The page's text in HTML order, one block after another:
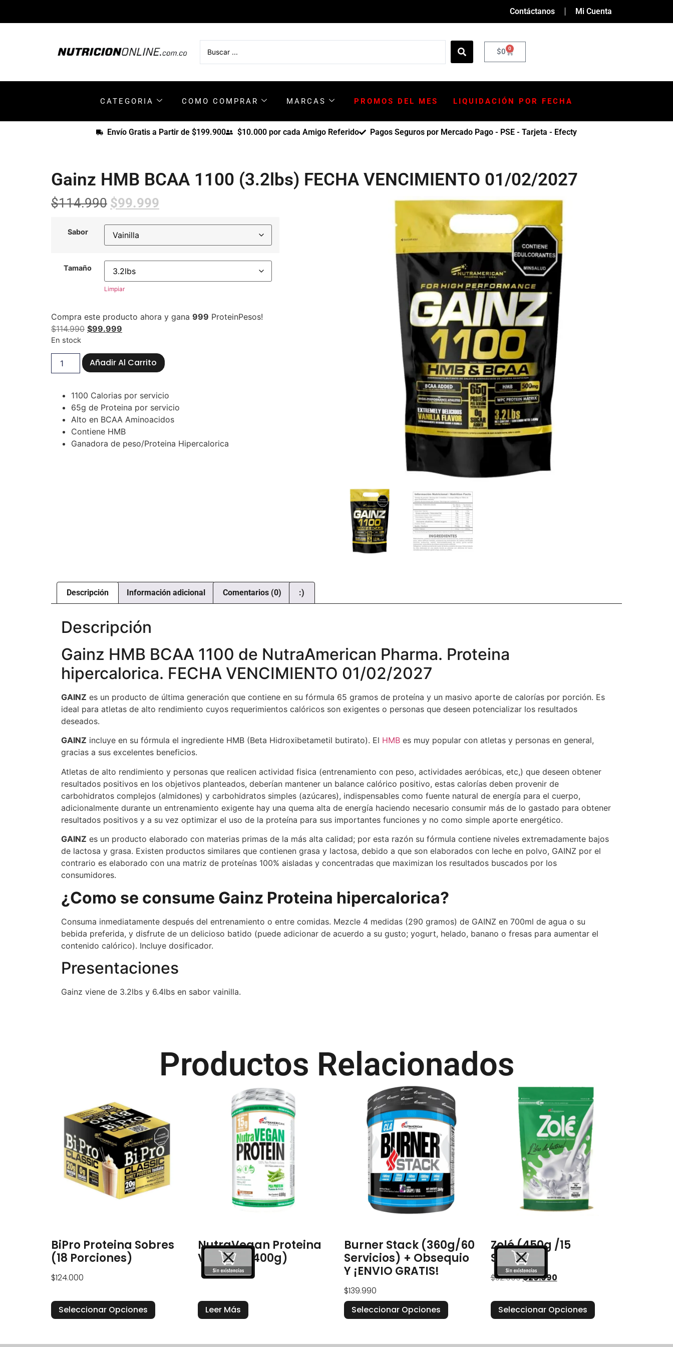
Contáctanos Mi Cuenta
$0 0
CATEGORIA COMO COMPRAR MARCAS PROMOS DEL MES LIQUIDACIÓN POR FECHA
Envío Gratis a Partir de $199.900 $10.000 por cada Amigo Referido Pagos Seguros por Mercado Pago - PSE - Tarjeta - Efecty
Gainz HMB BCAA 1100 (3.2lbs) FECHA VENCIMIENTO 01/02/2027
$114.990 $99.999
Sabor
Tamaño
Limpiar
Compra este producto ahora y gana 999 ProteinPesos!
$114.990 $99.999
En stock
Añadir Al Carrito
1100 Calorias por servicio
65g de Proteina por servicio
Alto en BCAA Aminoacidos
Contiene HMB
Ganadora de peso/Proteina Hipercalorica
Descripción Información adicional Comentarios (0) :)
Descripción
Gainz HMB BCAA 1100 de NutraAmerican Pharma. Proteina
hipercalorica. FECHA VENCIMIENTO 01/02/2027
GAINZ es un producto de última generación que contiene en su fórmula 65 gramos de proteína y un masivo aporte de calorías por porción. Es
ideal para atletas de alto rendimiento cuyos requerimientos calóricos son exigentes o personas que deseen potencializar los resultados
deseados.
GAINZ incluye en su fórmula el ingrediente HMB (Beta Hidroxibetametil butirato). El HMB es muy popular con atletas y personas en general,
gracias a sus excelentes beneficios.
Atletas de alto rendimiento y personas que realicen actividad fisica (entrenamiento con peso, actividades aeróbicas, etc,) que deseen obtener
resultados positivos en los objetivos planteados, deberían mantener un balance calórico positivo, estas calorías deben provenir de
carbohidratos complejos (almidones) y carbohidratos simples (azúcares), indispensables como fuente natural de energía para el cuerpo,
adicionalmente durante un entrenamiento exigente hay una quema alta de energía haciendo necesario consumir más de lo gastado para obtener
resultados positivos y a su vez optimizar el uso de la proteína para sus importantes funciones y no como simple aporte energético.
GAINZ es un producto elaborado con materias primas de la más alta calidad; por esta razón su fórmula contiene niveles extremadamente bajos
de lactosa y grasa. Existen productos similares que contienen grasa y lactosa, debido a que son elaborados con leche en polvo, GAINZ por el
contrario es elaborado con una matriz de proteínas 100% aisladas y concentradas que maximizan los resultados buscados por los
consumidores.
¿Como se consume Gainz Proteina hipercalorica?
Consuma inmediatamente después del entrenamiento o entre comidas. Mezcle 4 medidas (290 gramos) de GAINZ en 700ml de agua o su
bebida preferida, y disfrute de un delicioso batido (puede adicionar de acuerdo a su gusto; yogurt, helado, banano o fresas para aumentar el
contenido calórico). Incluye dosificador.
Presentaciones
Gainz viene de 3.2lbs y 6.4lbs en sabor vainilla.
Productos Relacionados
BiPro Proteina Sobres
(18 Porciones)
$124.000
Seleccionar Opciones
NutraVegan Proteina
Vegana (400g)
Leer Más
Burner Stack (360g/60
Servicios) + Obsequio
Y ¡ENVIO GRATIS!
$139.990
Seleccionar Opciones
Zolé (450g /15
Servicios)
$32.999$29.990
Seleccionar Opciones